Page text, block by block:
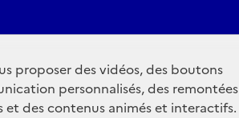
proposer des vidéos, des boutons
personnalisés, des remontées
des contenus animés et interactifs.